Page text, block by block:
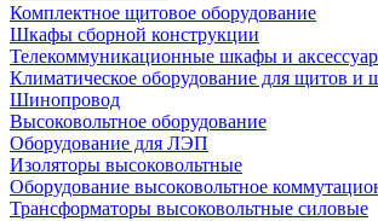
Комплектное щитовое оборудование
Шкафы сборной конструкции
Телекоммуникационные шкафы и
Климатическое оборудование для щитов и
Шинопровод
Высоковольтное оборудование
Оборудование для ЛЭП
Изоляторы высоковольтные
Оборудование высоковольтное
Трансформаторы высоковольтные силовые